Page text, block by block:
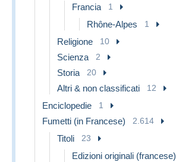
Francia 1
Rhône-Alpes 1
Religione 10
Scienza 2
Storia 20
Altri & non classificati 12
Enciclopedie 1
Fumetti (in Francese) 2.614
Titoli 23
Edizioni originali (francese)